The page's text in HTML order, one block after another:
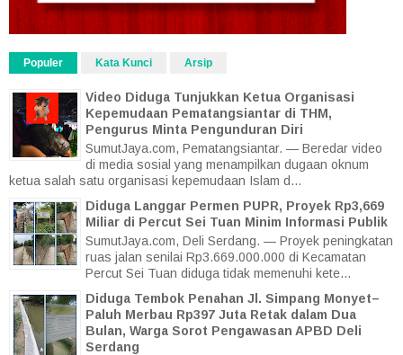
Populer Kata Kunci Arsip
Video Diduga Tunjukkan Ketua Organisasi
Kepemudaan Pematangsiantar di THM,
Pengurus Minta Pengunduran Diri
SumutJaya.com, Pematangsiantar. — Beredar video
di media sosial yang menampilkan dugaan oknum
ketua salah satu organisasi kepemudaan Islam d...
Diduga Langgar Permen PUPR, Proyek Rp3,669
Miliar di Percut Sei Tuan Minim Informasi Publik
SumutJaya.com, Deli Serdang. — Proyek peningkatan
ruas jalan senilai Rp3.669.000.000 di Kecamatan
Percut Sei Tuan diduga tidak memenuhi kete...
Diduga Tembok Penahan Jl. Simpang Monyet–
Paluh Merbau Rp397 Juta Retak dalam Dua
Bulan, Warga Sorot Pengawasan APBD Deli
Serdang